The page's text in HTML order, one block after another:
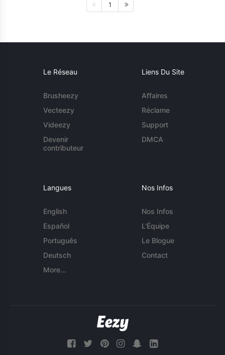
1
Le Réseau
Brusheezy
Vecteezy
Videezy
Devenir
contributeur
Liens Du Site
Affaires
Réclame
Support
DMCA
Langues
English
Español
Português
Deutsch
More...
Nos Infos
Nos Infos
L'Équipe
Le Blogue
Contact